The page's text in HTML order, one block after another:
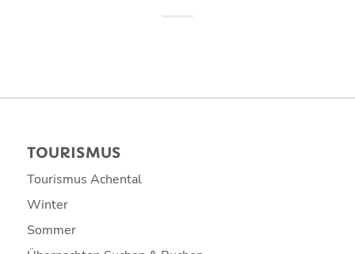
TOURISMUS
Tourismus Achental
Winter
Sommer